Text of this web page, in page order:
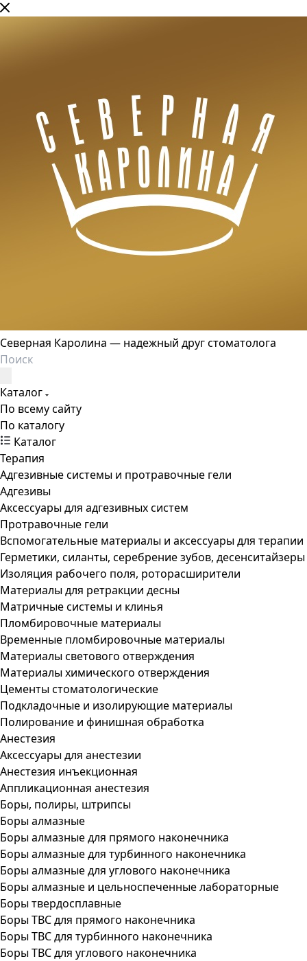
Северная Каролина — надежный друг стоматолога
Каталог
По всему сайту
По каталогу
Каталог
Терапия
Адгезивные системы и протравочные гели
Адгезивы
Аксессуары для адгезивных систем
Протравочные гели
Вспомогательные материалы и аксессуары для терапии
Герметики, силанты, серебрение зубов, десенситайзеры
Изоляция рабочего поля, роторасширители
Материалы для ретракции десны
Матричные системы и клинья
Пломбировочные материалы
Временные пломбировочные материалы
Материалы светового отверждения
Материалы химического отверждения
Цементы стоматологические
Подкладочные и изолирующие материалы
Полирование и финишная обработка
Анестезия
Аксессуары для анестезии
Анестезия инъекционная
Аппликационная анестезия
Боры, полиры, штрипсы
Боры алмазные
Боры алмазные для прямого наконечника
Боры алмазные для турбинного наконечника
Боры алмазные для углового наконечника
Боры алмазные и цельноспеченные лабораторные
Боры твердосплавные
Боры ТВС для прямого наконечника
Боры ТВС для турбинного наконечника
Боры ТВС для углового наконечника